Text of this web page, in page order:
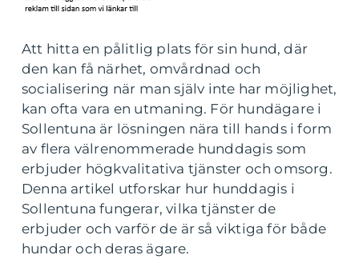
Att hitta en pålitlig plats för sin hund, där
den kan få närhet, omvårdnad och
socialisering när man själv inte har möjlighet,
kan ofta vara en utmaning. För hundägare i
Sollentuna är lösningen nära till hands i form
av flera välrenommerade hunddagis som
erbjuder högkvalitativa tjänster och omsorg.
Denna artikel utforskar hur hunddagis i
Sollentuna fungerar, vilka tjänster de
erbjuder och varför de är så viktiga för både
hundar och deras ägare.